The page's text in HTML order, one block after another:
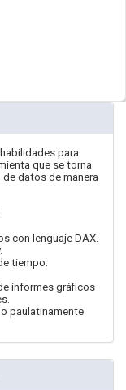
para
que se torna
datos de manera
con lenguaje DAX.
tiempo.
informes gráficos
paulatinamente